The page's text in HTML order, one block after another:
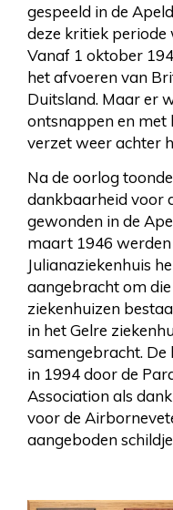
gespeeld in de
deze kritiek periode
Vanaf 1 oktober
het afvoeren van
Duitsland. Maar er
ontsnappen en met
verzet weer achter
Na de oorlog
dankbaarheid voor
gewonden in de
maart 1946
Julianaziekenhuis
aangebracht om
ziekenhuizen
in het Gelre
samengebracht. De
in 1994 door de
Association als
voor de
aangeboden